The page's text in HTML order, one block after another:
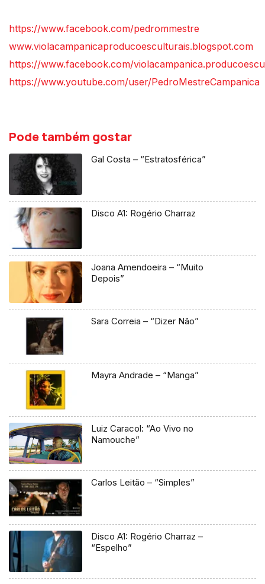
https://www.facebook.com/pedrommestre
www.violacampanicaproducoesculturais.blogspot.com
https://www.facebook.com/
https://www.youtube.com/user/PedroMestreCampanica
Pode também gostar
Gal Costa – “Estratosférica”
Disco A1: Rogério Charraz
Joana Amendoeira – “Muito
Depois”
Sara Correia – “Dizer Não”
Mayra Andrade – “Manga”
Luiz Caracol: “Ao Vivo no
Namouche”
Carlos Leitão – “Simples”
Disco A1: Rogério Charraz –
“Espelho”